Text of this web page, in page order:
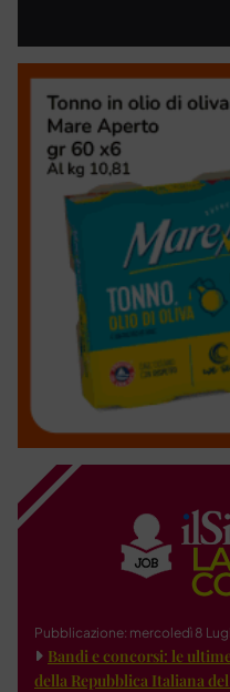
Pubblicazione: mercoledì 8
Bandi e concorsi: le
della Repubblica Italiana